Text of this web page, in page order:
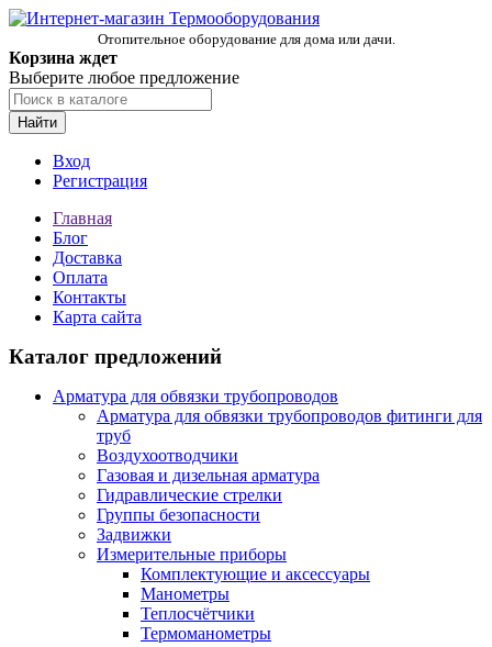
Отопительное оборудование для дома или дачи.
Корзина ждет
Выберите любое предложение
Найти
Вход
Регистрация
Главная
Блог
Доставка
Оплата
Контакты
Карта сайта
Каталог предложений
Арматура для обвязки трубопроводов
Арматура для обвязки трубопроводов фитинги для
труб
Воздухоотводчики
Газовая и дизельная арматура
Гидравлические стрелки
Группы безопасности
Задвижки
Измерительные приборы
Комплектующие и аксессуары
Манометры
Теплосчётчики
Термоманометры